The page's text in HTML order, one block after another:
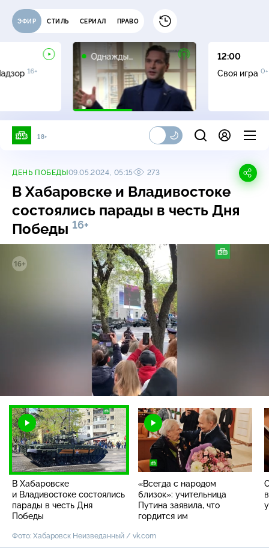
ЭФИР СТИЛЬ СЕРИАЛ ПРАВО
16+
Однажды…
12:00
Своя игра 0+
18+
ДЕНЬ ПОБЕДЫ 09.05.2024, 05:15 273
В Хабаровске и Владивостоке
состоялись парады в честь Дня
Победы 16+
Загрузка:
82.82%
В Хабаровске
и Владивостоке состоялись
парады в честь Дня
Победы
«Всегда с народом
близок»: учительница
Путина заявила, что
гордится им
Фото: Хабаровск Неизведанный / vk.com